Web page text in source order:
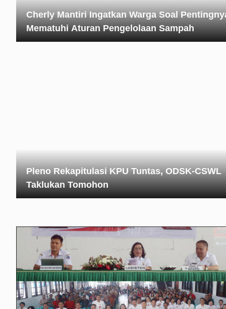
Cherly Mantiri Ingatkan Warga Soal
Mematuhi Aturan Pengelolaan Sampah
Pleno Rekapitulasi KPU Tuntas, ODSK-CSWL
Taklukan Tomohon